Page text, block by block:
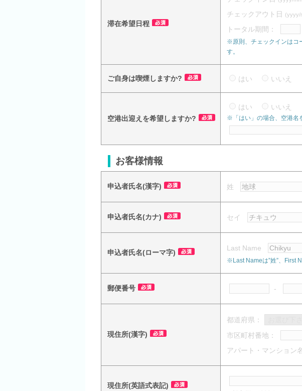
滞在希望日程
チェックアウト日 (yyyy/
トータル期間：
※原則、チェックインはコ
す。
ご自身は喫煙しますか? はい いいえ
空港出迎えを希望しますか?
はい いいえ
※「はい」の場合、空港名
お客様情報
申込者氏名(漢字) 姓
申込者氏名(カナ) セイ
申込者氏名(ローマ字)
Last Name
※Last Nameは”姓”、First
郵便番号 -
現住所(漢字)
都道府県：
市区町村番地：
アパート・マンション
現住所(英語式表記)